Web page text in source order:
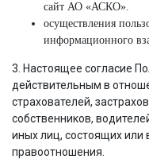
сайт АО «АСКО».
осуществления
информационного
3. Настоящее согласие
действительным в
страхователей,
собственников,
иных лиц, состоящих
правоотношения.